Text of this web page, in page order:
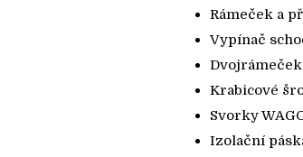
Rámeček a
Vypínač
Krabicové
Svorky
Izolační